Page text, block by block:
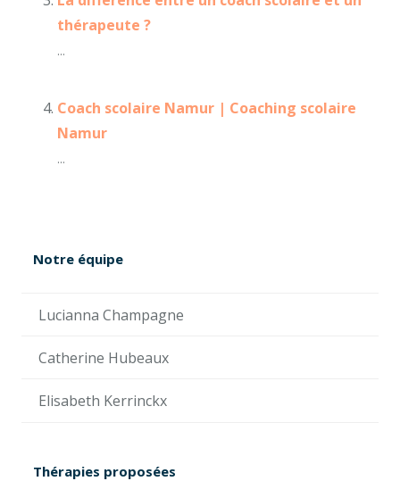
thérapeute ?
...
Coach scolaire Namur | Coaching scolaire
Namur
...
Notre équipe
Lucianna Champagne
Catherine Hubeaux
Elisabeth Kerrinckx
Thérapies proposées